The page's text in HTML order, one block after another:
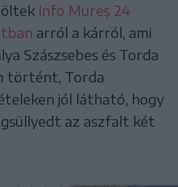
Info Mureș 24
arról a kárról, ami
Szászsebes és Torda
történt, Torda
jól látható, hogy
az aszfalt két